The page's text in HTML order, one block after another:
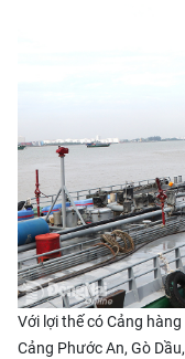
Với lợi thế có Cảng
Cảng Phước An, Gò